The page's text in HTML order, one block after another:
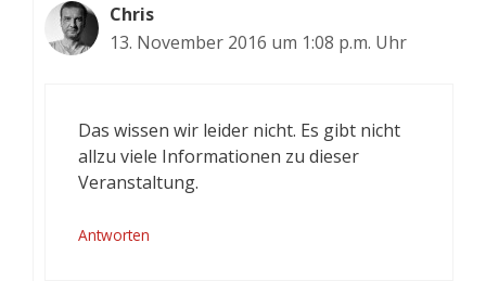
Chris
13. November 2016 um 1:08 p.m. Uhr
Das wissen wir leider nicht. Es gibt nicht
allzu viele Informationen zu dieser
Veranstaltung.
Antworten